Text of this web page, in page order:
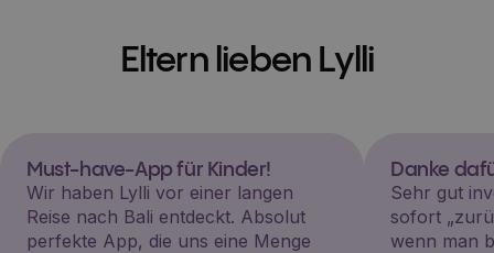
Eltern lieben Lylli
Must-have-App für Kinder!
Wir haben Lylli vor einer langen
Reise nach Bali entdeckt. Absolut
perfekte App, die uns eine Menge
Danke
Sehr gut
sofort
wenn man